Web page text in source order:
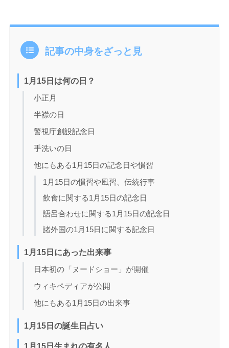
記事の中身をざっと見
1月15日は何の日？
小正月
半襟の日
警視庁創設記念日
手洗いの日
他にもある1月15日の記念日や慣習
1月15日の慣習や風習、伝統行事
飲食に関する1月15日の記念日
語呂合わせに関する1月15日の記念日
諸外国の1月15日に関する記念日
1月15日にあった出来事
日本初の「ヌードショー」が開催
ウィキペディアが公開
他にもある1月15日の出来事
1月15日の誕生日占い
1月15日生まれの有名人